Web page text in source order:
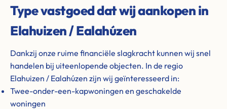
Type vastgoed dat wij aankopen in
Elahuizen / Ealahúzen
Dankzij onze ruime financiële slagkracht kunnen wij snel
handelen bij uiteenlopende objecten. In de regio
Elahuizen / Ealahúzen zijn wij geïnteresseerd in:
Twee-onder-een-kapwoningen en geschakelde
woningen